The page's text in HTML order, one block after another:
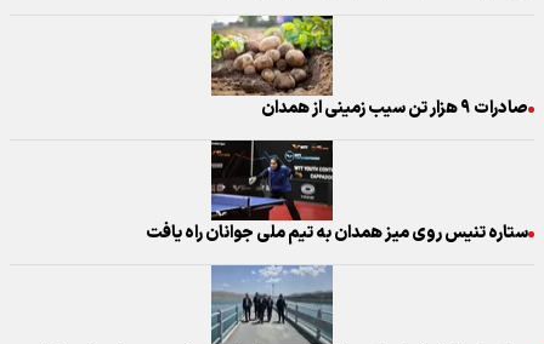
صادرات ۹ هزار تن سیب زمینی از همدان
ستاره تنیس روی میز همدان به تیم ملی جوانان راه یافت